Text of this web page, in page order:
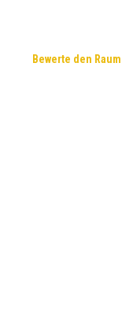
Bewerte den Raum